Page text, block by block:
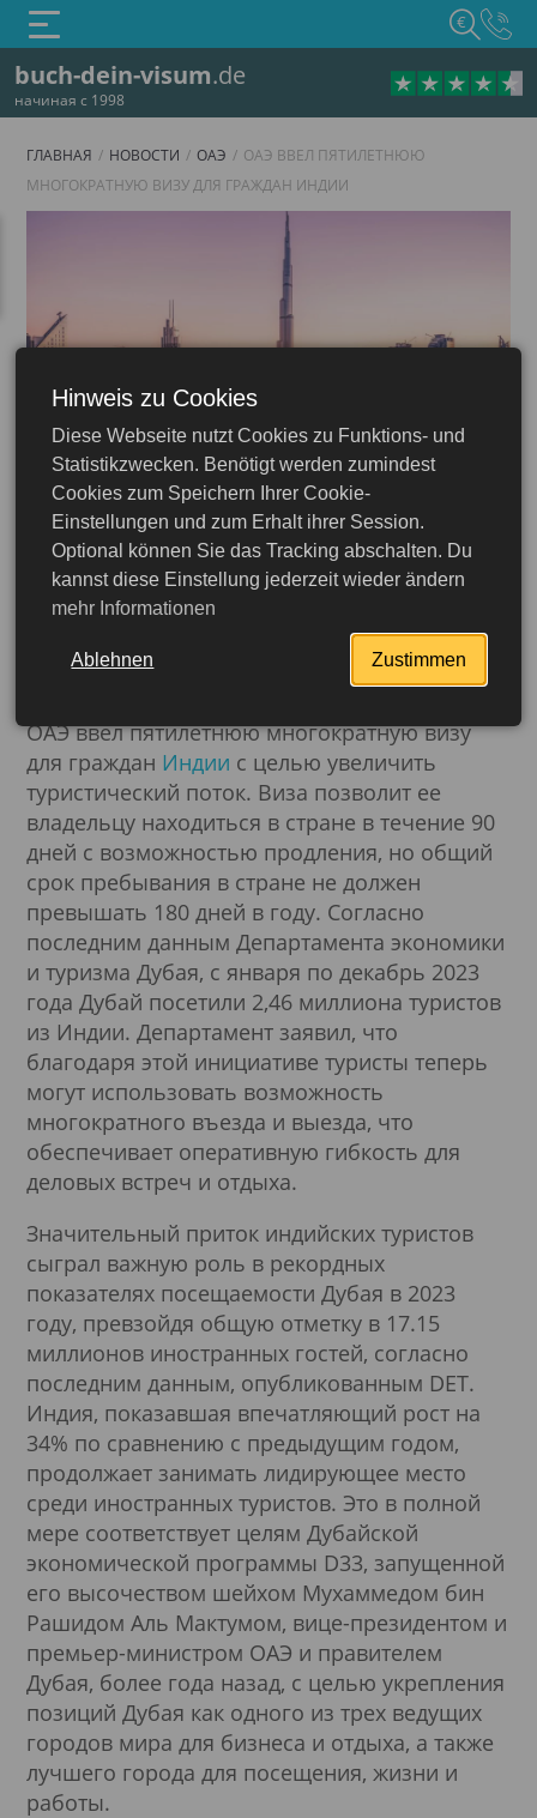
buch-dein-visum.de
начиная с 1998
€
ОАЭ
ГЛАВНАЯ НОВОСТИ ОАЭ
ОАЭ ВВЕЛ ПЯТИЛЕТНЮЮ
МНОГОКРАТНУЮ ВИЗУ ДЛЯ ГРАЖДАН ИНДИИ
06.03.2024
ОАЭ ввел пятилетнюю
многократную визу для
граждан Индии
ОАЭ ввел пятилетнюю многократную визу
для граждан Индии с целью увеличить
туристический поток. Виза позволит ее
владельцу находиться в стране в течение 90
дней с возможностью продления, но общий
срок пребывания в стране не должен
превышать 180 дней в году. Согласно
последним данным Департамента экономики
и туризма Дубая, с января по декабрь 2023
года Дубай посетили 2,46 миллиона туристов
из Индии. Департамент заявил, что
благодаря этой инициативе туристы теперь
могут использовать возможность
многократного въезда и выезда, что
обеспечивает оперативную гибкость для
деловых встреч и отдыха.
Значительный приток индийских туристов
сыграл важную роль в рекордных
показателях посещаемости Дубая в 2023
году, превзойдя общую отметку в 17.15
миллионов иностранных гостей, согласно
последним данным, опубликованным DET.
Индия, показавшая впечатляющий рост на
34% по сравнению с предыдущим годом,
продолжает занимать лидирующее место
среди иностранных туристов. Это в полной
мере соответствует целям Дубайской
экономической программы D33, запущенной
его высочеством шейхом Мухаммедом бин
Рашидом Аль Мактумом, вице-президентом и
премьер-министром ОАЭ и правителем
Дубая, более года назад, с целью укрепления
позиций Дубая как одного из трех ведущих
городов мира для бизнеса и отдыха, а также
лучшего города для посещения, жизни и
работы.
Hinweis zu Cookies
Diese Webseite nutzt Cookies zu Funktions- und
Statistikzwecken. Benötigt werden zumindest
Cookies zum Speichern Ihrer Cookie-
Einstellungen und zum Erhalt ihrer Session.
Optional können Sie das Tracking abschalten. Du
kannst diese Einstellung jederzeit wieder ändern
mehr Informationen
Ablehnen Zustimmen